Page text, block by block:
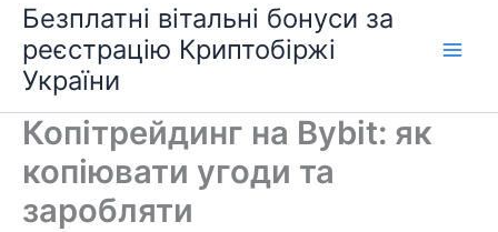
вмісту
Безплатні вітальні бонуси за
реєстрацію Криптобіржі
України
Копітрейдинг на Bybit: як
копіювати угоди та
заробляти